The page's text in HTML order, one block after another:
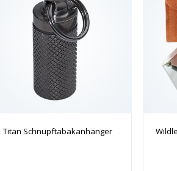
Titan Schnupftabakanhänger